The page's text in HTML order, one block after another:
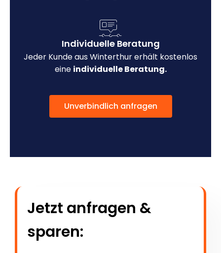
Individuelle Beratung
Jeder Kunde aus Winterthur erhält kostenlos
eine individuelle Beratung.
Unverbindlich anfragen
Jetzt anfragen &
sparen: